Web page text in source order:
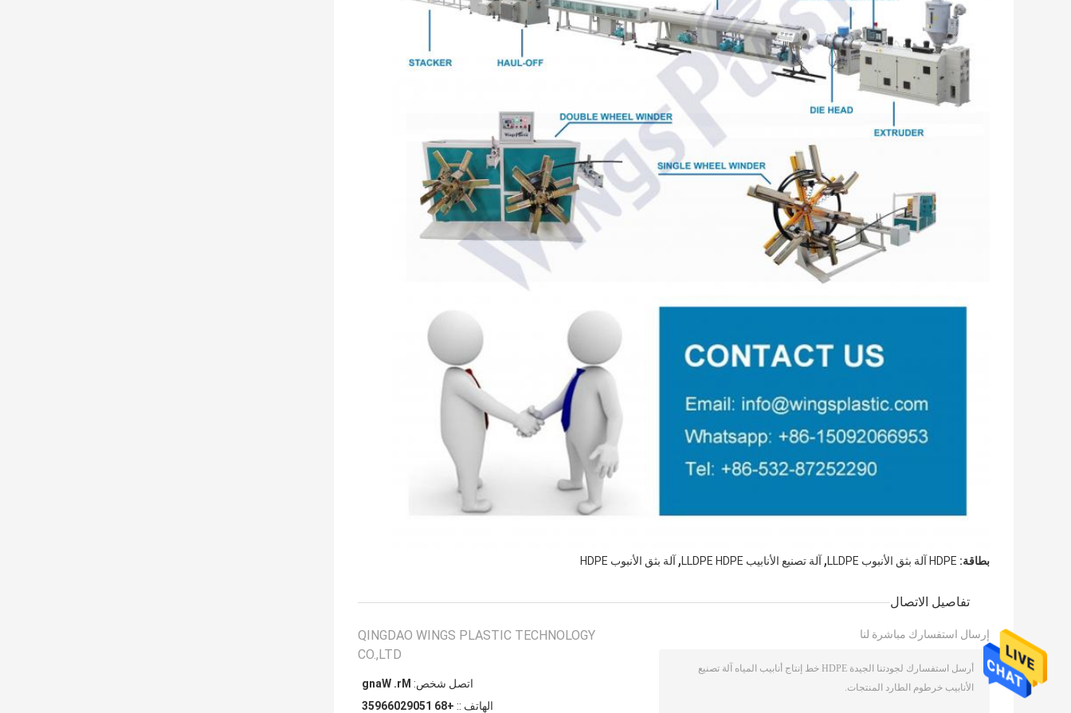
بطاقة: HDPE آلة بثق الأنبوب LLDPE , آلة تصنيع الأنابيب LLDPE HDPE , آلة بثق الأنبوب HDPE
تفاصيل الاتصال
QINGDAO WINGS PLASTIC TECHNOLOGY
CO.,LTD
اتصل شخص: Mr. Wang
الهاتف :: +86 15092066953
إرسال استفسارك مباشرة لنا